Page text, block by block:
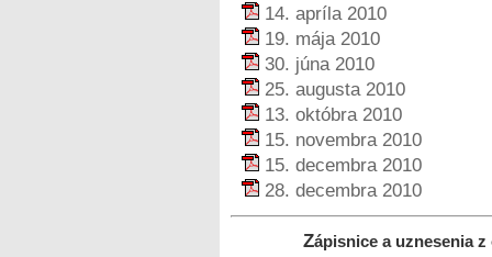
14. apríla 2010
19. mája 2010
30. júna 2010
25. augusta 2010
13. októbra 2010
15. novembra 2010
15. decembra 2010
28. decembra 2010
Zápisnice a uznesenia